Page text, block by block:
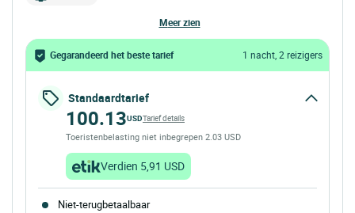
meer zien
Gegarandeerd het beste tarief 1 nacht, 2 reizigers
Standaardtarief
100.13USDTarief details
Toeristenbelasting niet inbegrepen 2.03 USD
Verdien 5,91 USD
Niet-terugbetaalbaar